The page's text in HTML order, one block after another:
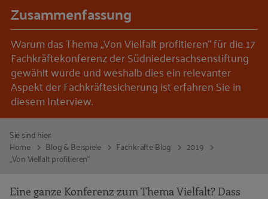
Zusammenfassung
Warum das Thema „Von Vielfalt profitieren“ für die 17
Fachkräftekonferenz der Südniedersachsenstiftung
gewählt wurde und weshalb dies ein relevanter
Aspekt der Fachkräftesicherung ist erfahren Sie in
diesem Interview.
Sie sind hier:
Home
Blog & Beispiele Fachkräfte-Blog
2019
„Von Vielfalt profitieren“
Eine ganze Konferenz zum Thema Vielfalt? Dass